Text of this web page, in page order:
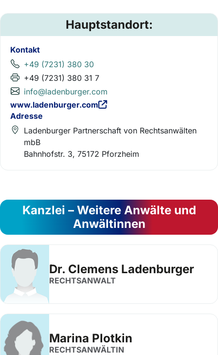
Hauptstandort:
Kontakt
+49 (7231) 380 30
+49 (7231) 380 31 7
info@ladenburger.com
www.ladenburger.com
Adresse
Ladenburger Partnerschaft von Rechtsanwälten
mbB
Bahnhofstr. 3, 75172 Pforzheim
Kanzlei – Weitere Anwälte und
Anwältinnen
Dr. Clemens Ladenburger
RECHTSANWALT
Marina Plotkin
RECHTSANWÄLTIN